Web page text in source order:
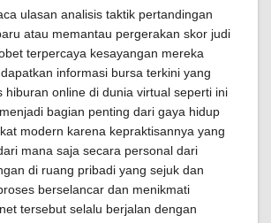
ulasan analisis taktik pertandingan
atau memantau pergerakan skor judi
terpercaya kesayangan mereka
informasi bursa terkini yang
hiburan online di dunia virtual seperti ini
bagian penting dari gaya hidup
modern karena kepraktisannya yang
mana saja secara personal dari
di ruang pribadi yang sejuk dan
berselancar dan menikmati
tersebut selalu berjalan dengan